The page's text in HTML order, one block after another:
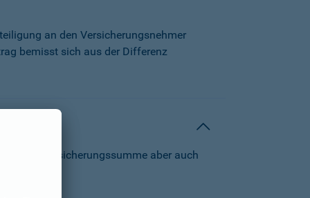
an den Versicherungsnehmer
bemisst sich aus der Differenz
die Versicherungssumme aber auch